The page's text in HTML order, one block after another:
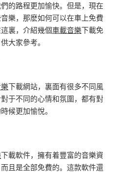
的路程更加愉快。但是，現在
樂，那麽如何可以在車上免費
裏，介紹幾個車載音樂下載免
大家參考。
下載網站，裏面有很多不同風
于不同的心情和氛圍，都有對
候更加愉悅。
下載軟件，擁有着豐富的音樂資
且是全部免費的。這款軟件還